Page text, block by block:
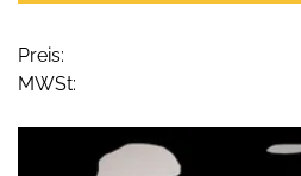
Preis:
MWSt: